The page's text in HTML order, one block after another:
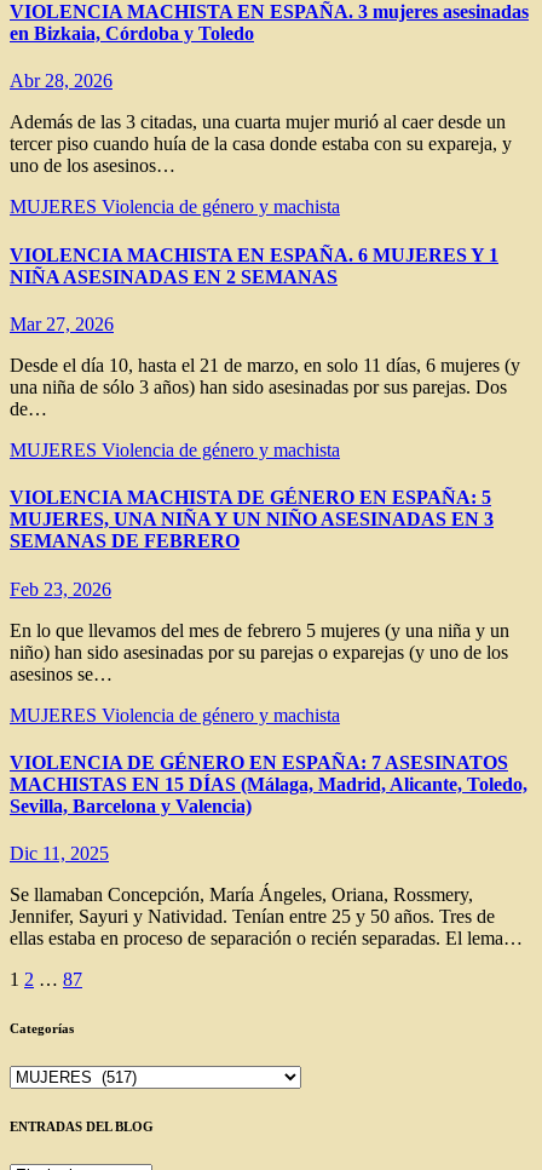
VIOLENCIA MACHISTA EN ESPAÑA. 3 mujeres asesinadas
en Bizkaia, Córdoba y Toledo
Abr 28, 2026
Además de las 3 citadas, una cuarta mujer murió al caer desde un
tercer piso cuando huía de la casa donde estaba con su expareja, y
uno de los asesinos…
MUJERES Violencia de género y machista
VIOLENCIA MACHISTA EN ESPAÑA. 6 MUJERES Y 1
NIÑA ASESINADAS EN 2 SEMANAS
Mar 27, 2026
Desde el día 10, hasta el 21 de marzo, en solo 11 días, 6 mujeres (y
una niña de sólo 3 años) han sido asesinadas por sus parejas. Dos
de…
MUJERES Violencia de género y machista
VIOLENCIA MACHISTA DE GÉNERO EN ESPAÑA: 5
MUJERES, UNA NIÑA Y UN NIÑO ASESINADAS EN 3
SEMANAS DE FEBRERO
Feb 23, 2026
En lo que llevamos del mes de febrero 5 mujeres (y una niña y un
niño) han sido asesinadas por su parejas o exparejas (y uno de los
asesinos se…
MUJERES Violencia de género y machista
VIOLENCIA DE GÉNERO EN ESPAÑA: 7 ASESINATOS
MACHISTAS EN 15 DÍAS (Málaga, Madrid, Alicante, Toledo,
Sevilla, Barcelona y Valencia)
Dic 11, 2025
Se llamaban Concepción, María Ángeles, Oriana, Rossmery,
Jennifer, Sayuri y Natividad. Tenían entre 25 y 50 años. Tres de
ellas estaba en proceso de separación o recién separadas. El lema…
Paginación
de
1 2 … 87
Categorías
Categorías
ENTRADAS DEL BLOG